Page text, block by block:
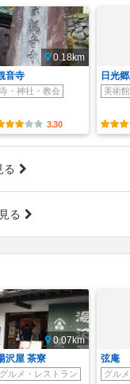
0.18km
音寺
寺・神社・教会
3.30
日光
美術
る
る
0.07km
沢屋 茶寮
グルメ・レストラン
弦庵
グル